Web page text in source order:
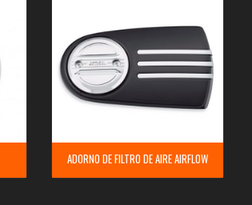
ADORNO DE FILTRO DE AIRE AIRFLOW